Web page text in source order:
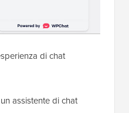
di chat
assistente di chat